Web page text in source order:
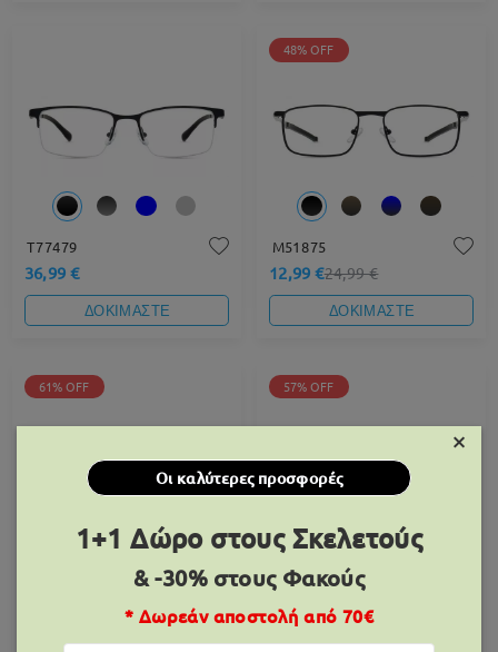
T77479
36,99 €
ΔΟΚΙΜΑΣΤΕ
48% OFF
M51875
12,99 €24,99 €
ΔΟΚΙΜΑΣΤΕ
61% OFF
ΔΟΚΙΜΑΣΤΕ
57% OFF
M78391
12,99 €29,99 €
ΔΟΚΙΜΑΣΤΕ
×
Οι καλύτερες προσφορές
1+1 Δώρο στους Σκελετούς
& -30% στους Φακούς
* Δωρεάν αποστολή από 70€